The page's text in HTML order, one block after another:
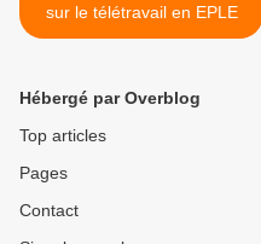
sur le télétravail en EPLE
Hébergé par Overblog
Top articles
Pages
Contact